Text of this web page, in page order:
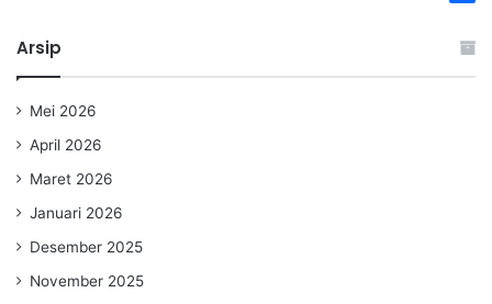
Arsip
Mei 2026
April 2026
Maret 2026
Januari 2026
Desember 2025
November 2025